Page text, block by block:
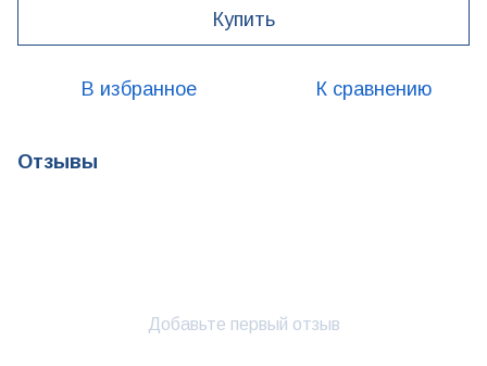
Купить
В избранное К сравнению
Отзывы
Добавьте первый отзыв